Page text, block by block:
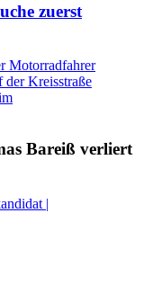
zuerst
Motorradfahrer
der Kreisstraße
Bareiß verliert